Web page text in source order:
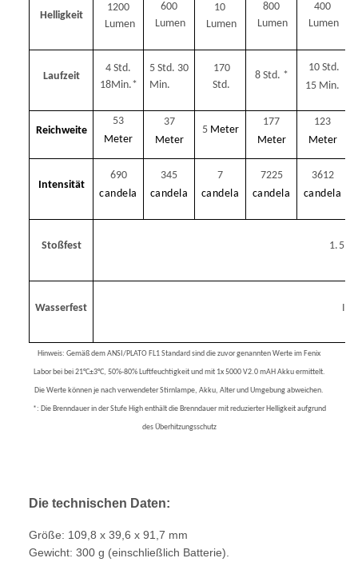
Helligkeit
1200
Lumen
600
Lumen
10
Lumen
800
Lumen
400
Lumen
Laufzeit
4 Std.
18Min.*
5 Std. 30
Min.
170
Std.
8 Std. *
10 Std.
15 Min.
Reichweite
53
Meter
37
Meter
5 Meter
177
Meter
123
Meter
Intensität
690
candela
345
candela
7
candela
7225
candela
3612
candela
Stoßfest 1.5
Wasserfest
Hinweis: Gemäß dem ANSI/PLATO FL1 Standard sind die zuvor genannten Werte im Fenix
Labor bei bei 21°C±3°C, 50%-80% Luftfeuchtigkeit und mit 1x 5000 V2.0 mAH Akku ermittelt.
Die Werte können je nach verwendeter Stirnlampe, Akku, Alter und Umgebung abweichen.
*: Die Brenndauer in der Stufe High enthält die Brenndauer mit reduzierter Helligkeit aufgrund
des Überhitzungsschutz
Die technischen Daten:
Größe: 109,8 x 39,6 x 91,7 mm
Gewicht: 300 g (einschließlich Batterie).